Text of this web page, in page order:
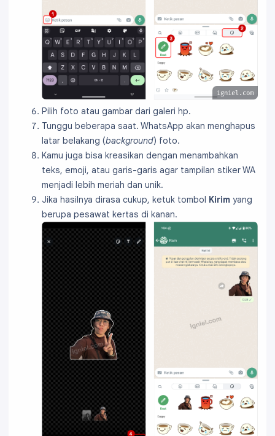
igniel.com
Pilih foto atau gambar dari galeri hp.
Tunggu beberapa saat. WhatsApp akan menghapus
latar belakang (background) foto.
Kamu juga bisa kreasikan dengan menambahkan
teks, emoji, atau garis-garis agar tampilan stiker WA
menjadi lebih meriah dan unik.
Jika hasilnya dirasa cukup, ketuk tombol Kirim yang
berupa pesawat kertas di kanan.